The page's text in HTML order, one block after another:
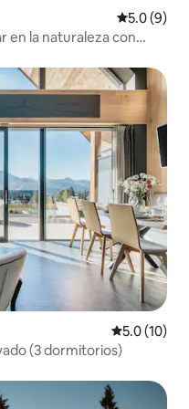
5.0 (9)
en la naturaleza con
Calificación
5.0 (10)
(3 dormitorios)